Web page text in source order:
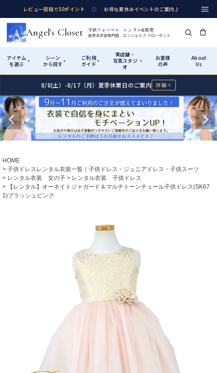
レビュー投稿で50ポイント ◇ お得な夏休みイベントのご案内♪
Angel's Closet 子供フォーマル レンタル&販売
発表会衣装専門店 エンジェルス クローゼット
アイテム
を選ぶ
▾
シーン
から探す ▾
ご利用
ガイド ▾
実店舗・
写真スタジ
オ
▾
お客様
の声
About
Us
Shop by Category アイテムから探す
カテゴリ詳細→ サイズで選ぶ→
Rentalレンタル
女の子ドレス
レディース
コスチューム アウター
Shop by Occasion シーンから探す
性別・サイズで絞り込む→
発表会・コンクール 結婚式
フラワーガール・リングボーイ・ゲ
スト
Graduation & Entrance
卒業式・入学式
Shichi-Go-San
七五三
How It Works ご利用ガイド
Startはじめに
01
02 サイズの選び方
測り方と目安
予約・配送・返却・料金
あんしんパック
Buy & Support
Visit Us 実店舗・写真スタジオ
実店舗 つくば店
茨城県土浦市大町14-16-1F
10:00–18:00（完全予約制）
店舗を予約する →
8/8(土）-8/17（月）夏季休業日のご案内 詳細
HOME
子供ドレスレンタル衣装一覧｜子供ドレス・ジュニアドレス・子供スーツ
レンタル衣装 女の子
レンタル衣装 子供ドレス
【レンタル】オーネイトジャガード＆マルチトーンチュール子供ドレス(SK67
1)ブラッシュピンク